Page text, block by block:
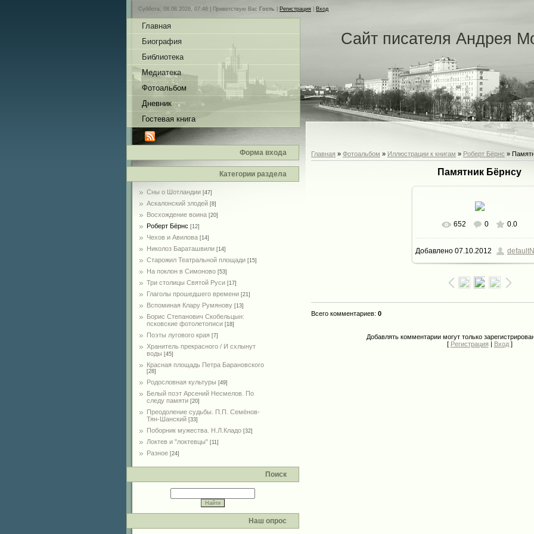
Суббота, 08.08.2026, 07:46 | Приветствую Вас Гость Регистрация Вход
Главная
Биография
Библиотека
Медиатека
Фотоальбом
Дневник
Гостевая книга
Форма входа
Категории раздела
Сны о Шотландии [47]
Аскалонский злодей [8]
Восхождение воина [20]
Роберт Бёрнс [12]
Чехов и Авилова [14]
Николоз Бараташвили [14]
Cтарожил Театральной площади [15]
На поклон в Симоново [53]
Три столицы Святой Руси [17]
Глаголы прошедшего времени [21]
Вспоминая Клару Румянову [13]
Борис Степанович Скобельцын:
псковские фотолетописи [18]
Поэты лугового края [7]
Хранитель прекрасного / И схлынут
воды [45]
Красная площадь Петра Барановского
[28]
Родословная культуры [49]
Белый поэт Арсений Несмелов. По
следу памяти [20]
Преодоление судьбы. П.П. Семёнов-
Тян-Шанский [33]
Поборник мужества. Н.Л.Кладо [32]
Локтев и "локтевцы" [11]
Разное [24]
Поиск
Наш опрос
Сайт писателя Андрея
Главная » Фотоальбом » Иллюстрации к книгам » Роберт Бёрнс »
Памятник Бёрнсу
В реальном размере 400x600
43.5Kb
652 0 0.0
Добавлено 07.10.2012
Всего комментариев: 0
Добавлять комментарии могут только
[ Регистрация | Вход]